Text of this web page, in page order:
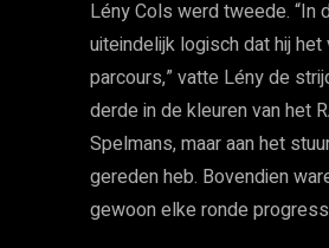
Lény Cols werd tweede. “In
uiteindelijk logisch dat hij
parcours,” vatte Lény de
derde in de kleuren van het
Spelmans, maar aan het
gereden heb. Bovendien
gewoon elke ronde